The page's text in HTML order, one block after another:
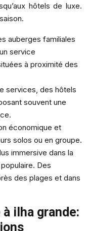
hôtels de luxe.
auberges familiales
service
à proximité des
services, des hôtels
souvent une
économique et
solos ou en groupe.
immersive dans la
Des
des plages et dans
ilha grande: